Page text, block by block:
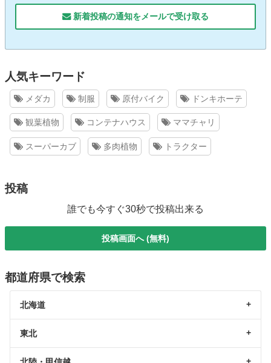
新着投稿の通知をメールで受け取る
人気キーワード
メダカ 制服 原付バイク ドンキホーテ
観葉植物 コンテナハウス ママチャリ
スーパーカブ 多肉植物 トラクター
投稿
誰でも今すぐ30秒で投稿出来る
投稿画面へ (無料)
都道府県で検索
北海道
東北